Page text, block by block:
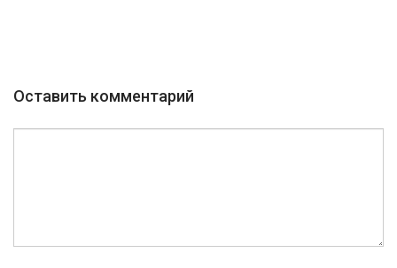
Оставить комментарий